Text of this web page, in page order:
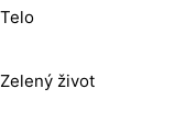
Telo
Zelený život